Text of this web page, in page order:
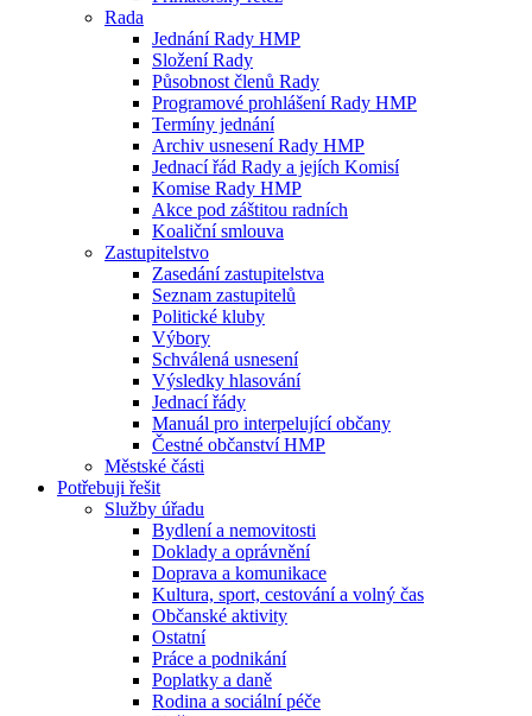
Rada
Jednání Rady HMP
Složení Rady
Působnost členů Rady
Programové prohlášení Rady HMP
Termíny jednání
Archiv usnesení Rady HMP
Jednací řád Rady a jejích Komisí
Komise Rady HMP
Akce pod záštitou radních
Koaliční smlouva
Zastupitelstvo
Zasedání zastupitelstva
Seznam zastupitelů
Politické kluby
Výbory
Schválená usnesení
Výsledky hlasování
Jednací řády
Manuál pro interpelující občany
Čestné občanství HMP
Městské části
Potřebuji řešit
Služby úřadu
Bydlení a nemovitosti
Doklady a oprávnění
Doprava a komunikace
Kultura, sport, cestování a volný čas
Občanské aktivity
Ostatní
Práce a podnikání
Poplatky a daně
Rodina a sociální péče